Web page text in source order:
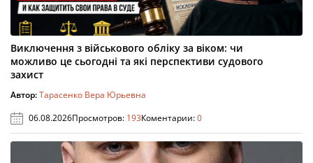
Виключення з військового обліку за віком: чи
можливо це сьогодні та які перспективи судового
захист
Автор:Тарасенко Вера Юрьевна
06.08.2026Просмотров: 193Коментарии:0